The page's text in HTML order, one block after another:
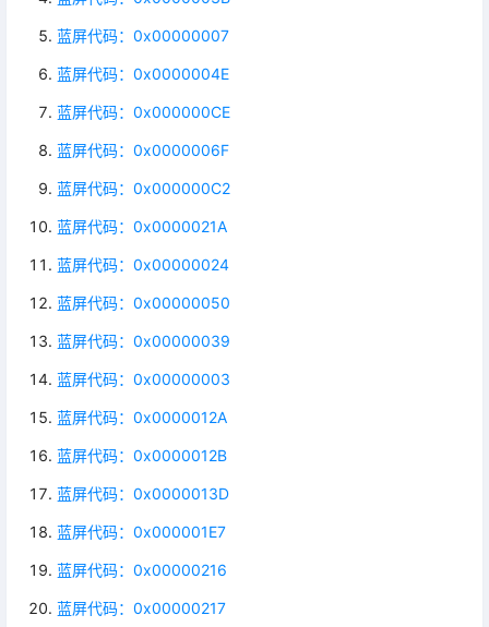
蓝屏代码：0x00000007
蓝屏代码：0x0000004E
蓝屏代码：0x000000CE
蓝屏代码：0x0000006F
蓝屏代码：0x000000C2
蓝屏代码：0x0000021A
蓝屏代码：0x00000024
蓝屏代码：0x00000050
蓝屏代码：0x00000039
蓝屏代码：0x00000003
蓝屏代码：0x0000012A
蓝屏代码：0x0000012B
蓝屏代码：0x0000013D
蓝屏代码：0x000001E7
蓝屏代码：0x00000216
蓝屏代码：0x00000217